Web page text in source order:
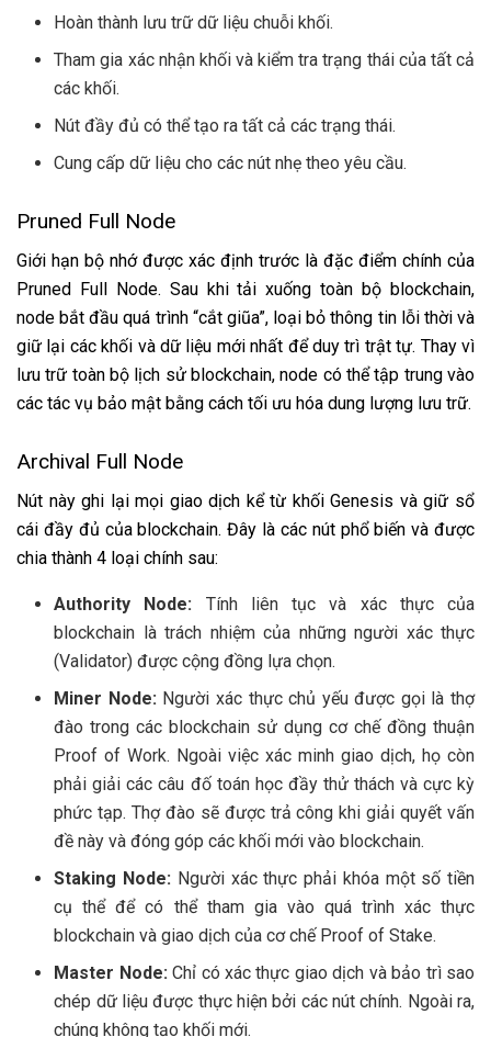
Hoàn thành lưu trữ dữ liệu chuỗi khối.
Tham gia xác nhận khối và kiểm tra trạng thái của tất cả
các khối.
Nút đầy đủ có thể tạo ra tất cả các trạng thái.
Cung cấp dữ liệu cho các nút nhẹ theo yêu cầu.
Pruned Full Node
Giới hạn bộ nhớ được xác định trước là đặc điểm chính của
Pruned Full Node. Sau khi tải xuống toàn bộ blockchain,
node bắt đầu quá trình “cắt giũa”, loại bỏ thông tin lỗi thời và
giữ lại các khối và dữ liệu mới nhất để duy trì trật tự. Thay vì
lưu trữ toàn bộ lịch sử blockchain, node có thể tập trung vào
các tác vụ bảo mật bằng cách tối ưu hóa dung lượng lưu trữ.
Archival Full Node
Nút này ghi lại mọi giao dịch kể từ khối Genesis và giữ sổ
cái đầy đủ của blockchain. Đây là các nút phổ biến và được
chia thành 4 loại chính sau:
Authority Node: Tính liên tục và xác thực của
blockchain là trách nhiệm của những người xác thực
(Validator) được cộng đồng lựa chọn.
Miner Node:Người xác thực chủ yếu được gọi là thợ
đào trong các blockchain sử dụng cơ chế đồng thuận
Proof of Work. Ngoài việc xác minh giao dịch, họ còn
phải giải các câu đố toán học đầy thử thách và cực kỳ
phức tạp. Thợ đào sẽ được trả công khi giải quyết vấn
đề này và đóng góp các khối mới vào blockchain.
Staking Node: Người xác thực phải khóa một số tiền
cụ thể để có thể tham gia vào quá trình xác thực
blockchain và giao dịch của cơ chế Proof of Stake.
Master Node:Chỉ có xác thực giao dịch và bảo trì sao
chép dữ liệu được thực hiện bởi các nút chính. Ngoài ra,
chúng không tạo khối mới.